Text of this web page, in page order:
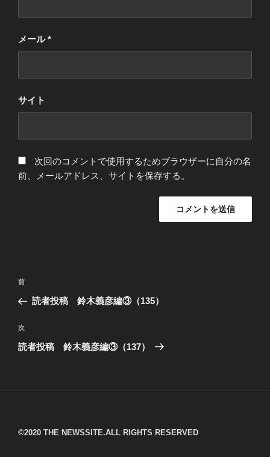
メール*
サイト
次回のコメントで使用するためブラウザーに自分の名
前、メールアドレス、サイトを保存する。
投
ナ
ビ
ゲ
過
去
投
稿
前
読者投稿 鈴木義彦編③（135）
次
の
次
読者投稿 鈴木義彦編③（137）
©︎2020 THE NEWSSITE.ALL RIGHTS RESERVED